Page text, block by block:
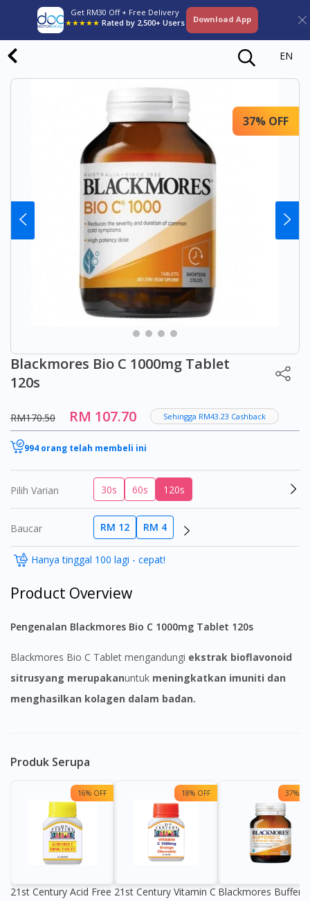
Get RM30 Off + Free Delivery
★★★★★ Rated by 2,500+ Users Download App
EN
37% OFF
Blackmores Bio C 1000mg Tablet
120s
RM170.50 RM 107.70 Sehingga RM43.23 Cashback
994 orang telah membeli ini
Pilih Varian 30s 60s 120s
Baucar RM 12 RM 4
Hanya tinggal 100 lagi - cepat!
Product Overview
Pengenalan Blackmores Bio C 1000mg Tablet 120s
Blackmores Bio C Tablet mengandungi ekstrak bioflavonoid
sitrusyang merupakanuntuk meningkatkan imuniti dan
menghasilkan kolagen dalam badan.
Produk Serupa
16% OFF
21st Century Acid Free
18% OFF
21st Century Vitamin C
37%
Blackmores